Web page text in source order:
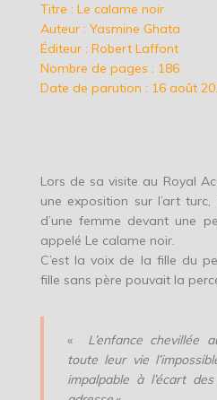
Titre : Le calame noir
Auteur : Yasmine Ghata
Éditeur : Robert Laffont
Nombre de pages : 186
Date de parution : 16 août
Lors de sa visite au Royal
une exposition sur l’art
d’une femme devant une
appelé Le calame noir.
C’est la voix de la fille du
fille sans père pouvait la
«
L’enfance chevillée
toute leur vie
impalpable à l’écart